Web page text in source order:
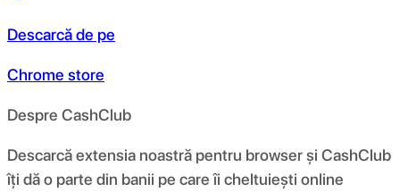
Descarcă de pe
Chrome store
Despre CashClub
Descarcă extensia noastră pentru browser și CashClub
îți dă o parte din banii pe care îi cheltuiești online